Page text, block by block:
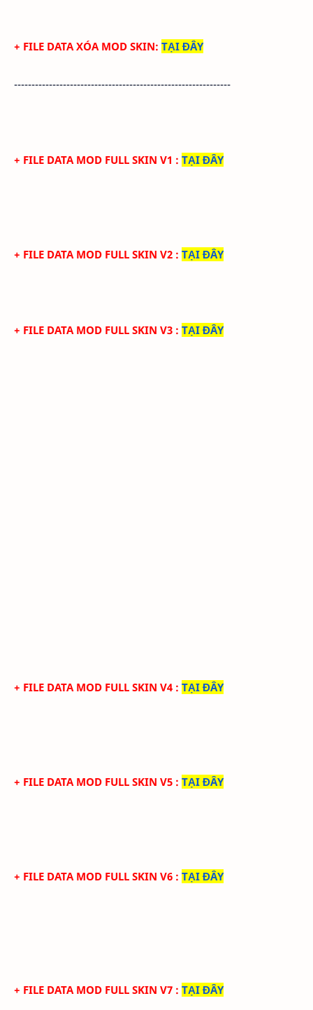
+ FILE DATA XÓA MOD SKIN: TẠI ĐÂY
--------------------------------------------------------------
+ FILE DATA MOD FULL SKIN V1 : TẠI ĐÂY
+ FILE DATA MOD FULL SKIN V2 : TẠI ĐÂY
+ FILE DATA MOD FULL SKIN V3 : TẠI ĐÂY
+ FILE DATA MOD FULL SKIN V4 : TẠI ĐÂY
+ FILE DATA MOD FULL SKIN V5 : TẠI ĐÂY
+ FILE DATA MOD FULL SKIN V6 : TẠI ĐÂY
+ FILE DATA MOD FULL SKIN V7 : TẠI ĐÂY